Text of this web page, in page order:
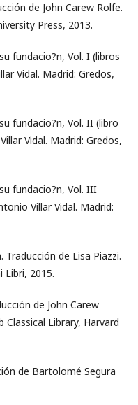
de John Carew Rolfe.
Press, 2013.
fundacio?n, Vol. I (libros
Vidal. Madrid: Gredos,
fundacio?n, Vol. II (libro
Vidal. Madrid: Gredos,
fundacio?n, Vol. III
Villar Vidal. Madrid:
de Lisa Piazzi.
Libri, 2015.
de John Carew
Library, Harvard
de Bartolomé Segura